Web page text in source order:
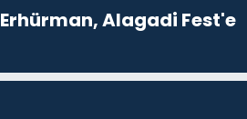
Alagadi Fest'e